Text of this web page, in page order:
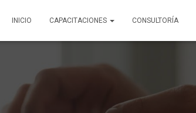
INICIO CAPACITACIONES CONSULTORÍA